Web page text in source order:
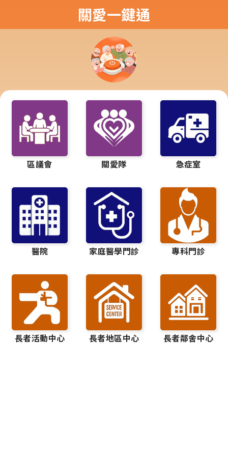
關愛一鍵通
區議會 關愛隊 急症室
醫院 家庭醫學門診 專科門診
長者活動中心 長者地區中心 長者鄰舍中心